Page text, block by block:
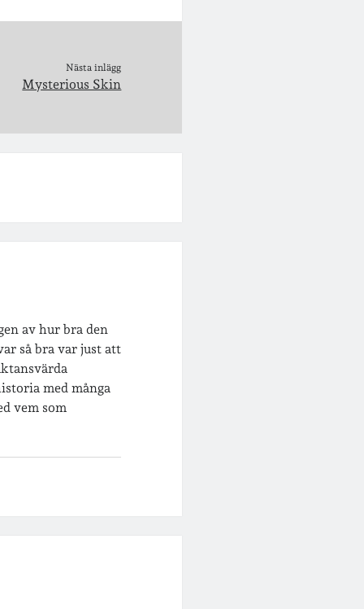
Nästa inlägg
Mysterious Skin
av hur bra den
så bra var just att
med många
vem som